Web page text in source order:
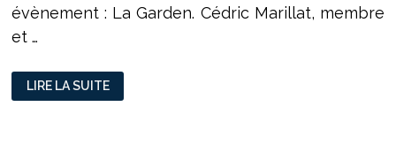
évènement : La Garden. Cédric Marillat, membre
et …
LA
FABRIQUE :
UN
LIRE LA SUITE